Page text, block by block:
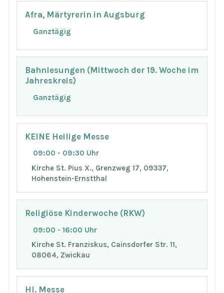
Afra, Märtyrerin in Augsburg
Ganztägig
Bahnlesungen (Mittwoch der 19. Woche im
Jahreskreis)
Ganztägig
KEINE Heilige Messe
09:00 - 09:30 Uhr
Kirche St. Pius X., Grenzweg 17, 09337,
Hohenstein-Ernstthal
Religiöse Kinderwoche (RKW)
09:00 - 16:00 Uhr
Kirche St. Franziskus, Cainsdorfer Str. 11,
08064, Zwickau
Hl. Messe